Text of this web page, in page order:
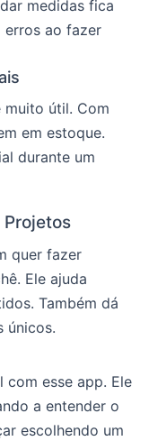
medidas fica
erros ao fazer
muito útil. Com
em estoque.
durante um
quer fazer
Ele ajuda
Também dá
únicos.
com esse app. Ele
a entender o
escolhendo um